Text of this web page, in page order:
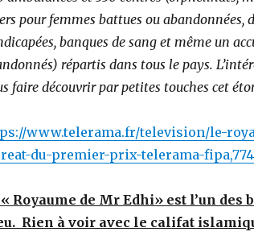
pour femmes battues ou abandonnées,
banques de sang et même un
répartis dans tous le pays.
faire découvrir par petites touches cet
www.telerama.fr/television/le-
du-premier-prix-telerama-
« Royaume de Mr Edhi» est l’un des
Rien à voir avec le califat